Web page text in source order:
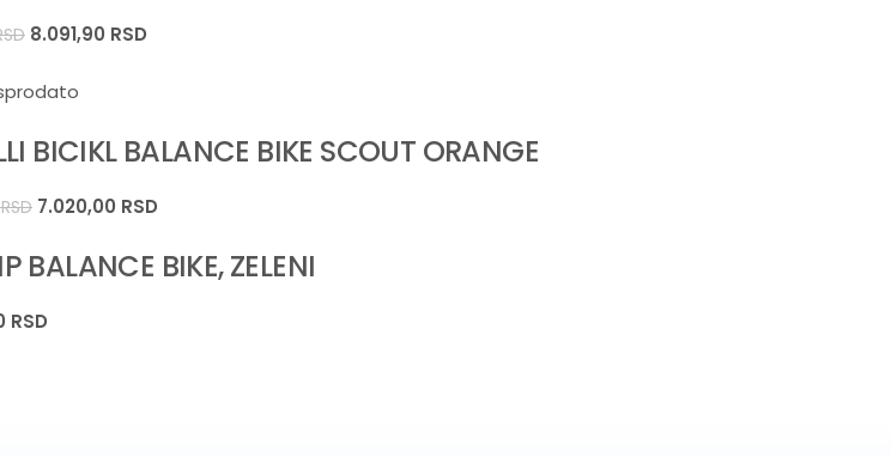
8.091,90 RSD
BICIKL BALANCE BIKE SCOUT ORANGE
RSD 7.020,00 RSD
BALANCE BIKE, ZELENI
RSD